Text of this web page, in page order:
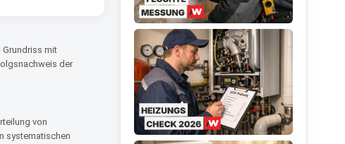
mit
der
von
systematischen